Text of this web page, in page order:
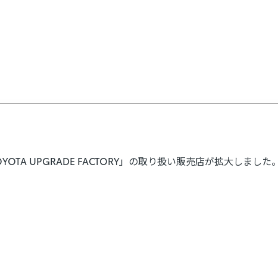
UPGRADE FACTORY」の取り扱い販売店が拡大しました